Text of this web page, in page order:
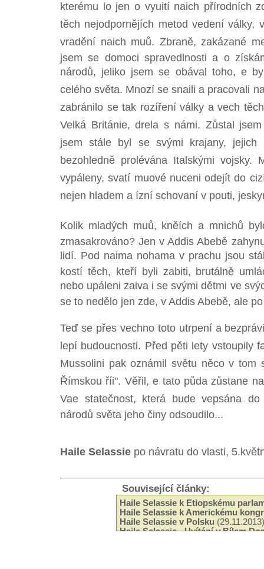
kterému lo jen o vyuití naich přírodních
těch nejodpornějích metod vedení války,
vradění naich muů. Zbraně, zakázané
jsem se domoci spravedlnosti a o
národů, jeliko jsem se obával toho, e
celého světa. Mnozí se snaili a pracovali
zabránilo se tak rozíření války a vech
Velká Británie, drela s námi. Zůstal
jsem stále byl se svými krajany,
bezohledně prolévána Italskými vojsky.
vypáleny, svatí muové nuceni odejít do
nejen hladem a ízní schovaní v pouti,
Kolik mladých muů, kněích a mnichů
zmasakrováno? Jen v Addis Abebě
lidí. Pod naima nohama v prachu jsou
kostí těch, kteří byli zabiti, brutálně
nebo upáleni zaiva i se svými dětmi ve
se to nedělo jen zde, v Addis Abebě, ale
Teď se přes vechno toto utrpení a
lepí budoucnosti. Před pěti lety vstoupily
Mussolini pak oznámil světu něco v tom
Římskou říi". Věřil, e tato půda zůstane
Vae statečnost, která bude vepsána
národů světa jeho činy odsoudilo...
Haile Selassie po návratu do vlasti,
Související články:
Haile Selassie k Etiopskému
Haile Selassie k Americkému
Haile Selassie v Polsku (29.11.2013)
Haile Selassie - Uvítání v Bílem